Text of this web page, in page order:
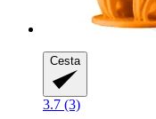
Cesta
3.7 (3)